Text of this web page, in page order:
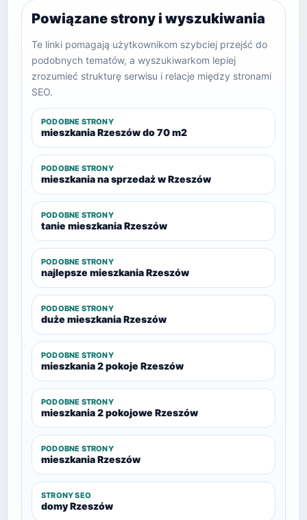
Powiązane strony i wyszukiwania
Te linki pomagają użytkownikom szybciej przejść do
podobnych tematów, a wyszukiwarkom lepiej
zrozumieć strukturę serwisu i relacje między stronami
SEO.
PODOBNE STRONY
mieszkania Rzeszów do 70 m2
PODOBNE STRONY
mieszkania na sprzedaż w Rzeszów
PODOBNE STRONY
tanie mieszkania Rzeszów
PODOBNE STRONY
najlepsze mieszkania Rzeszów
PODOBNE STRONY
duże mieszkania Rzeszów
PODOBNE STRONY
mieszkania 2 pokoje Rzeszów
PODOBNE STRONY
mieszkania 2 pokojowe Rzeszów
PODOBNE STRONY
mieszkania Rzeszów
STRONY SEO
domy Rzeszów